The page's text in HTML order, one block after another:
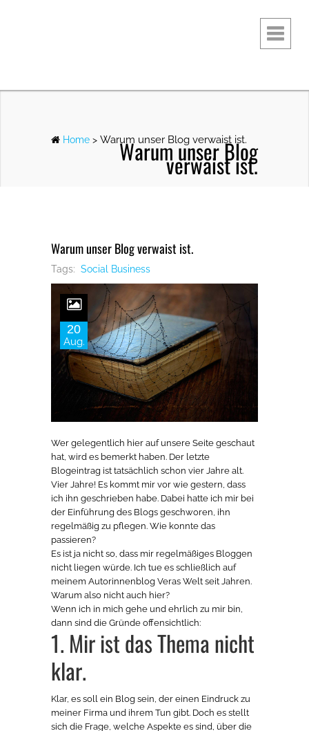
Home > Warum unser Blog verwaist ist.
Warum unser Blog
verwaist ist.
Warum unser Blog verwaist ist.
Tags: Social Business
20
Aug.
Wer gelegentlich hier auf unsere Seite geschaut
hat, wird es bemerkt haben. Der letzte
Blogeintrag ist tatsächlich schon vier Jahre alt.
Vier Jahre! Es kommt mir vor wie gestern, dass
ich ihn geschrieben habe. Dabei hatte ich mir bei
der Einführung des Blogs geschworen, ihn
regelmäßig zu pflegen. Wie konnte das
passieren?
Es ist ja nicht so, dass mir regelmäßiges Bloggen
nicht liegen würde. Ich tue es schließlich auf
meinem Autorinnenblog Veras Welt seit Jahren.
Warum also nicht auch hier?
Wenn ich in mich gehe und ehrlich zu mir bin,
dann sind die Gründe offensichtlich:
1. Mir ist das Thema nicht
klar.
Klar, es soll ein Blog sein, der einen Eindruck zu
meiner Firma und ihrem Tun gibt. Doch es stellt
sich die Frage, welche Aspekte es sind, über die